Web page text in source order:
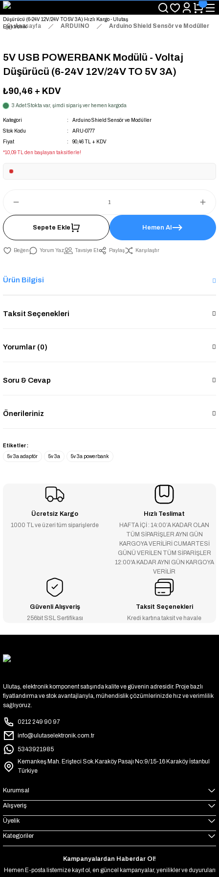
"Saat 14:00'a Kadar Verilen Siparişlerde Aynı Gün Kargo Avantajı!
"Binlerce Ürün Çeşitliliği ile Stoktan Hemen Teslim."
"Toptan Fiyatına Perakende Satış Avantajını Kaçırmayın!"
Anasayfa ARDUINO Arduino Shield Sensör ve Modüller
5V USB POWERBANK Modülü - Voltaj
Düşürücü (6-24V 12V/24V TO 5V 3A)
₺90,46 + KDV
3 Adet Stokta var, şimdi sipariş ver hemen kargoda
Kategori
Arduino Shield Sensör ve Modüller
Stok Kodu
ARU-0777
Fiyat
90,46 TL + KDV
*10,09 TL den başlayan taksitlerle!
Sepete Ekle Hemen Al
Yorum Yaz Tavsiye Et Paylaş Karşılaştır
Ürün Bilgisi
Taksit Seçenekleri
Yorumlar (0)
Soru & Cevap
Önerileriniz
Etiketler :
5v 3a adaptör
5v 3a 5v 3a powerbank
Ücretsiz Kargo
1000 TL ve üzeri tüm siparişlerde
Hızlı Teslimat
HAFTA İÇİ : 14:00’A KADAR OLAN
TÜM SİPARİŞLER AYNI GÜN
KARGOYA VERİLİRİ CUMARTESİ
GÜNÜ VERİLEN TÜM SİPARİŞLER
12:00'A KADAR AYNI GÜN KARGOYA
VERİLİR
Güvenli Alışveriş
256bit SSL Sertifikası
Taksit Seçenekleri
Kredi kartına taksit ve havale
Ulutaş, elektronik komponent satışında kalite ve güvenin adresidir. Proje bazlı
fiyatlandırma ve stok avantajlarıyla, mühendislik çözümlerinizde hız ve verimlilik
sağlıyoruz.
0212 249 90 97
info@ulutaselektronik.com.tr
5343921985
Kemankeş Mah. Erişteci Sok.Karaköy Pasajı No:9/15-16 Karaköy İstanbul
Türkiye
Kurumsal
Alışveriş
Üyelik
Kategoriler
Kampanyalardan Haberdar Ol!
Hemen E-posta listemize kayıt ol, en güncel kampanyalar, yenilikler ve duyuruları